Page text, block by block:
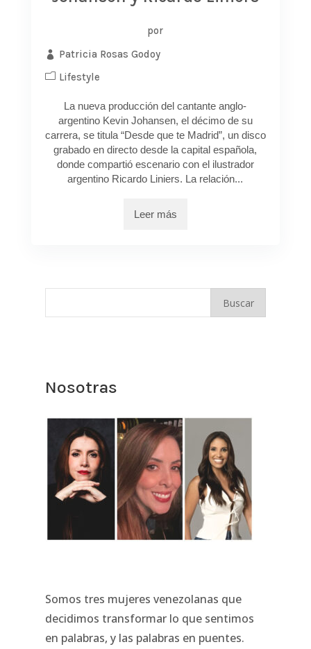
por
Patricia Rosas Godoy
Lifestyle
La nueva producción del cantante anglo-
argentino Kevin Johansen, el décimo de su
carrera, se titula “Desde que te Madrid”, un disco
grabado en directo desde la capital española,
donde compartió escenario con el ilustrador
argentino Ricardo Liniers. La relación...
Leer más
Nosotras
Somos tres mujeres venezolanas que
decidimos transformar lo que sentimos
en palabras, y las palabras en puentes.